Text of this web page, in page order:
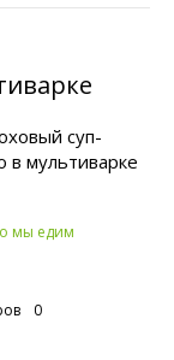
суп-
в мультиварке
мы едим
0